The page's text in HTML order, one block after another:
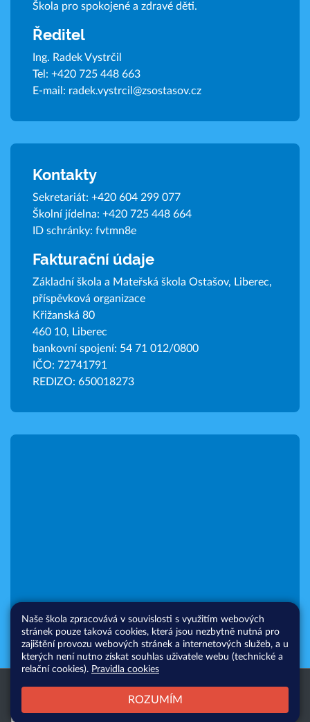
Škola pro spokojené a zdravé děti.
Ředitel
Ing. Radek Vystrčil
Tel: +420 725 448 663
E-mail: radek.vystrcil@zsostasov.cz
Kontakty
Sekretariát: +420 604 299 077
Školní jídelna: +420 725 448 664
ID schránky: fvtmn8e
Fakturační údaje
Základní škola a Mateřská škola Ostašov, Liberec,
příspěvková organizace
Křižanská 80
460 10, Liberec
bankovní spojení: 54 71 012/0800
IČO: 72741791
REDIZO: 650018273
Všechna práva vyhrazena. Copyright
|Přihlásit|
Web školy
Naše škola zpracovává v souvislosti s využitím webových
stránek pouze taková cookies, která jsou nezbytně nutná pro
zajištění provozu webových stránek a internetových služeb, a u
kterých není nutno získat souhlas uživatele webu (technické a
relační cookies). Pravidla cookies
ROZUMÍM